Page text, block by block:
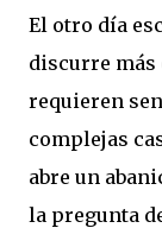
El otro día
discurre más
requieren
complejas
abre un
la pregunta